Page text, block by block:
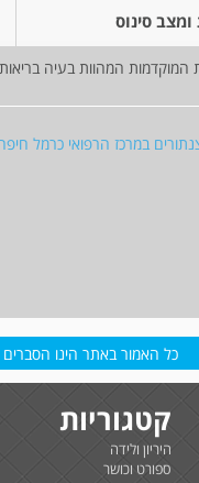
סינוס
המהוות בעיה
במרכז הרפואי כרמל
כל האמור באתר הינו הסברים
קטגוריות
היריון ולידה
ספורט וכושר